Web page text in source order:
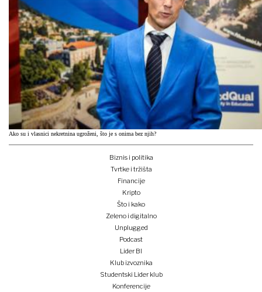
Ako su i vlasnici nekretnina ugroženi, što je s onima bez njih?
Biznis i politika
Tvrtke i tržišta
Financije
Kripto
Što i kako
Zeleno i digitalno
Unplugged
Podcast
Lider BI
Klub izvoznika
Studentski Lider klub
Konferencije